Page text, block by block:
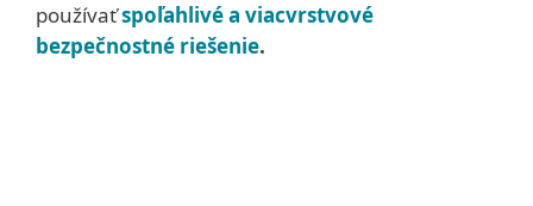
používaťspoľahlivé a viacvrstvové
bezpečnostné riešenie.